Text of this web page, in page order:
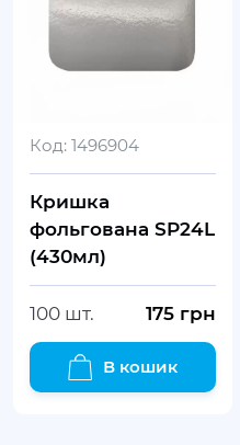
Код: 1496904
Кришка
фольгована SP24L
(430мл)
100 шт. 175 грн
В кошик